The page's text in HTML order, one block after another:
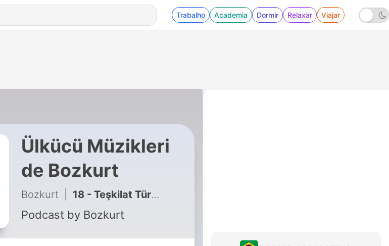
Trabalho Academia Dormir Relaxar Viajar
Ülkücü Müzikleri
de Bozkurt
Bozkurt 18 - Teşkilat Türküsü (REMİX)
Podcast by Bozkurt